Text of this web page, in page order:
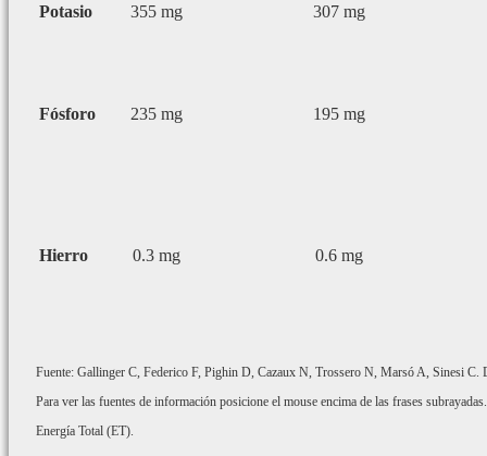
Potasio 355 mg 307 mg
Fósforo 235 mg 195 mg
Hierro 0.3 mg 0.6 mg
Fuente: Gallinger C, Federico F, Pighin D, Cazaux N, Trossero N, Marsó A, Sinesi
Para ver las fuentes de información posicione el mouse encima de las frases subrayadas.
Energía Total (ET).